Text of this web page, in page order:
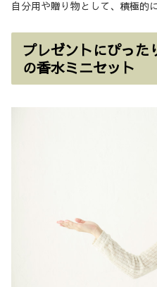
自分用や贈り物として、積極的
プレゼントにぴっ
の香水ミニセット